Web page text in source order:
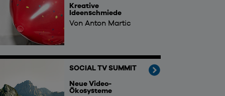
Kreative
Ideenschmiede
Von Anton Martic
SOCIAL TV SUMMIT
Neue Video-
Ökosysteme